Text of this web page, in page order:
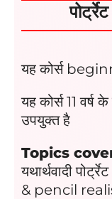
यह कोर्स
यह कोर्स 11 वर्ष
उपयुक्त है
Topics
यथार्थवादी
& pencil